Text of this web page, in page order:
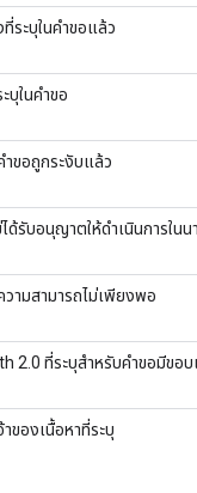
ที่ระบุในคำขอแล้ว
บุในคำขอ
ำขอถูกระงับแล้ว
ได้รับอนุญาตให้ดำเนินการใน
วามสามารถไม่เพียงพอ
2.0 ที่ระบุสำหรับคำขอมีขอ
ของเนื้อหาที่ระบุ